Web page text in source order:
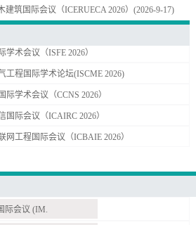
筑国际会议（ICERUECA 2026） (2026-9-17)
术会议（ISFE 2026）
工程国际学术论坛(ISCME 2026)
学术会议（CCNS 2026）
际会议（ICAIRC 2026）
工程国际会议（ICBAIE 2026）
际会议 (IM.